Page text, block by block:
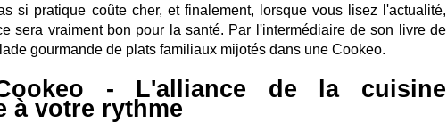
si pratique coûte cher, et finalement, lorsque vous lisez l'actualité,
sera vraiment bon pour la santé. Par l'intermédiaire de son livre de
gourmande de plats familiaux mijotés dans une Cookeo.
- L'alliance de la cuisine
à votre rythme